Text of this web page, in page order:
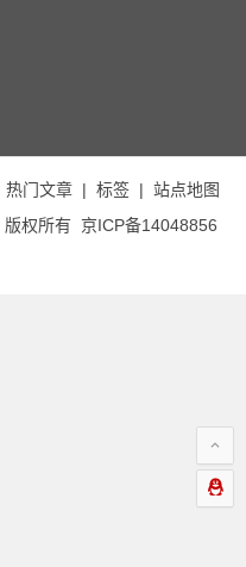
热门文章| 标签| 站点地图
权所有 京ICP备14048856